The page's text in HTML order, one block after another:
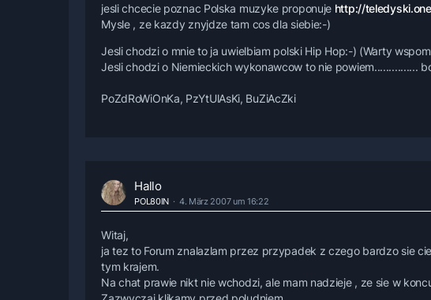
jesli chcecie poznac Polska muzyke proponuje http://
Mysle , ze kazdy znyjdze tam cos dla siebie:-)
Jesli chodzi o mnie to ja uwielbiam polski Hip Hop:-) (Warty
Jesli chodzi o Niemieckich wykonawcow to nie powiem...............
PoZdRoWiOnKa, PzYtUlAsKi, BuZiAcZki
Hallo
POL80IN 4. März 2007 um 16:22
Witaj,
ja tez to Forum znalazlam przez przypadek z czego bardzo sie
tym krajem.
Na chat prawie nikt nie wchodzi, ale mam nadzieje , ze sie w